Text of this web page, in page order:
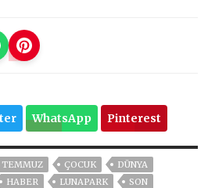
WhatsApp Pinterest
TEMMUZ ÇOCUK
DÜNYA
HABER LUNAPARK
SON